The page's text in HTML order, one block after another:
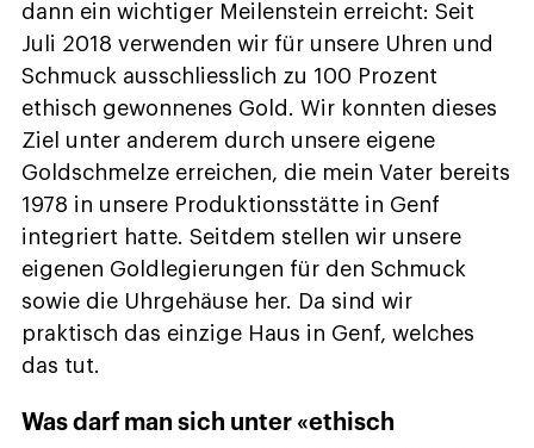
dann ein wichtiger Meilenstein erreicht: Seit
Juli 2018 verwenden wir für unsere Uhren und
Schmuck ausschliesslich zu 100 Prozent
ethisch gewonnenes Gold. Wir konnten dieses
Ziel unter anderem durch unsere eigene
Goldschmelze erreichen, die mein Vater bereits
1978 in unsere Produktionsstätte in Genf
integriert hatte. Seitdem stellen wir unsere
eigenen Goldlegierungen für den Schmuck
sowie die Uhrgehäuse her. Da sind wir
praktisch das einzige Haus in Genf, welches
das tut.
Was darf man sich unter «ethisch